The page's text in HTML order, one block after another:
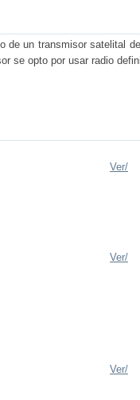
de un transmisor satelital
se opto por usar radio
Ver/
Ver/
Ver/